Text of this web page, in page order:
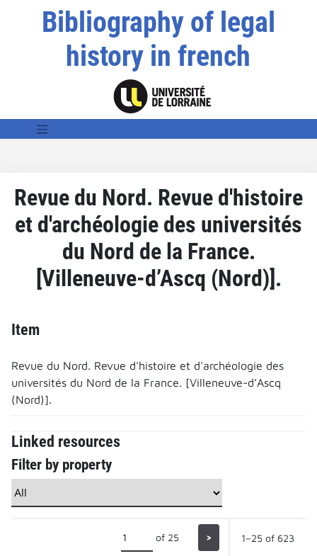
Bibliography of legal
history in french
Revue du Nord. Revue d'histoire
et d'archéologie des universités
du Nord de la France.
[Villeneuve-d’Ascq (Nord)].
Item
Revue du Nord. Revue d'histoire et d'archéologie des
universités du Nord de la France. [Villeneuve-d’Ascq
(Nord)].
Linked resources
Filter by property
of 25 > 1–25 of 623